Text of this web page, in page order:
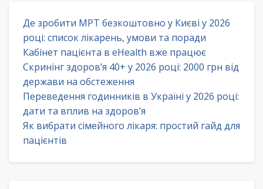
Де зробити МРТ безкоштовно у Києві у 2026
році: список лікарень, умови та поради
Кабінет пацієнта в eHealth вже працює
Скринінг здоров’я 40+ у 2026 році: 2000 грн від
держави на обстеження
Переведення годинників в Україні у 2026 році:
дати та вплив на здоров’я
Як вибрати сімейного лікаря: простий гайд для
пацієнтів